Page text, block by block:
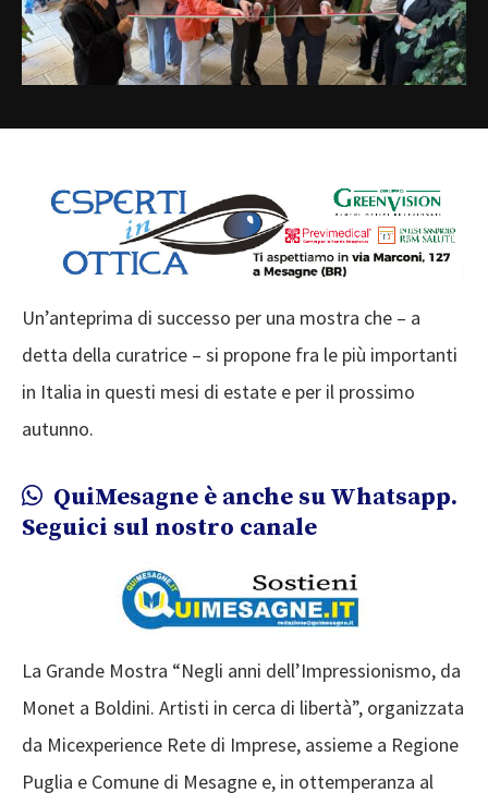
Un’anteprima di successo per una mostra che – a
detta della curatrice – si propone fra le più importanti
in Italia in questi mesi di estate e per il prossimo
autunno.
QuiMesagne è anche su Whatsapp.
Seguici sul nostro canale
La Grande Mostra “Negli anni dell’Impressionismo, da
Monet a Boldini. Artisti in cerca di libertà”, organizzata
da Micexperience Rete di Imprese, assieme a Regione
Puglia e Comune di Mesagne e, in ottemperanza al